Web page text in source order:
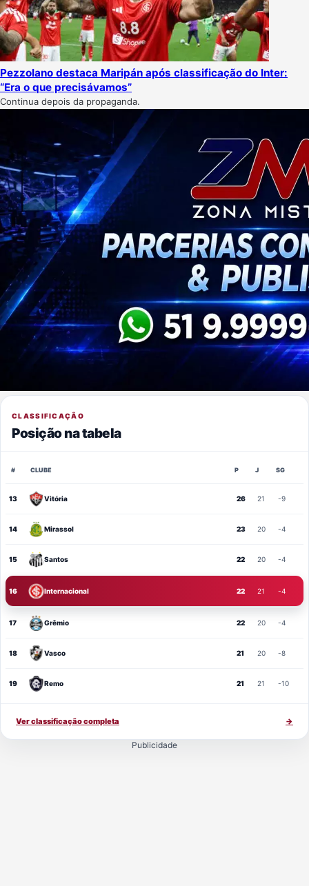
Pezzolano destaca Maripán após classificação do Inter:
“Era o que precisávamos”
Continua depois da propaganda.
CLASSIFICAÇÃO
Posição na tabela
# CLUBE P J SG
13 Vitória 26 21 -9
14 Mirassol 23 20 -4
15 Santos 22 20 -4
16 Internacional 22 21 -4
17 Grêmio 22 20 -4
18 Vasco 21 20 -8
19 Remo 21 21 -10
Ver classificação completa →
Publicidade